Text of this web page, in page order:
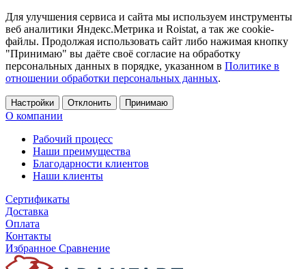
Для улучшения сервиса и сайта мы используем инструменты
веб аналитики Яндекс.Метрика и Roistat, а так же cookie-
файлы. Продолжая использовать сайт либо нажимая кнопку
"Принимаю" вы даёте своё согласие на обработку
персональных данных в порядке, указанном в Политике в
отношении обработки персональных данных.
Настройки Отклонить Принимаю
О компании
Рабочий процесс
Наши преимущества
Благодарности клиентов
Наши клиенты
Сертификаты
Доставка
Оплата
Контакты
Избранное Сравнение